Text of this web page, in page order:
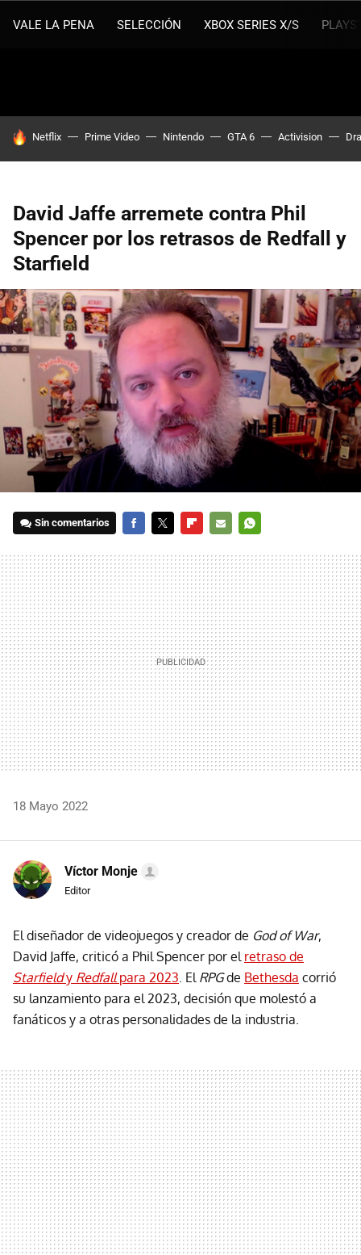
VALE LA PENA SELECCIÓN XBOX SERIES X/S
HOY SE HABLA DE
Netflix Prime Video Nintendo GTA 6 Activision
David Jaffe arremete contra Phil
Spencer por los retrasos de Redfall y
Starfield
Sin comentarios
MAIL
18 Mayo 2022
Víctor Monje
Editor
El diseñador de videojuegos y creador de God of War,
David Jaffe, criticó a Phil Spencer por el retraso de
Starfieldy Redfallpara 2023 . El RPGde Bethesda corrió
su lanzamiento para el 2023, decisión que molestó a
fanáticos y a otras personalidades de la industria.